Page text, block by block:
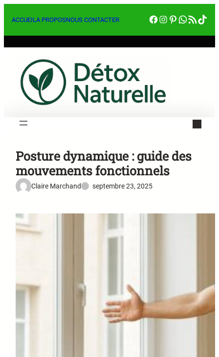
auACCUEILA PROPOSNOUS CONTACTER Facebook
Instagram
Pinterest
RSS Feed
Posture dynamique : guide des
mouvements fonctionnels
Claire Marchand septembre 23, 2025